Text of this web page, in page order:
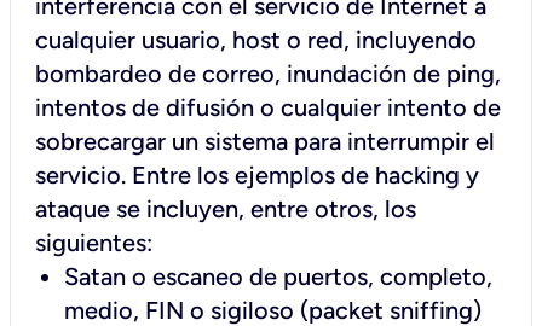
interferencia con el servicio de Internet a
cualquier usuario, host o red, incluyendo
bombardeo de correo, inundación de ping,
intentos de difusión o cualquier intento de
sobrecargar un sistema para interrumpir el
servicio. Entre los ejemplos de hacking y
ataque se incluyen, entre otros, los
siguientes:
Satan o escaneo de puertos, completo,
medio, FIN o sigiloso (packet sniffing)